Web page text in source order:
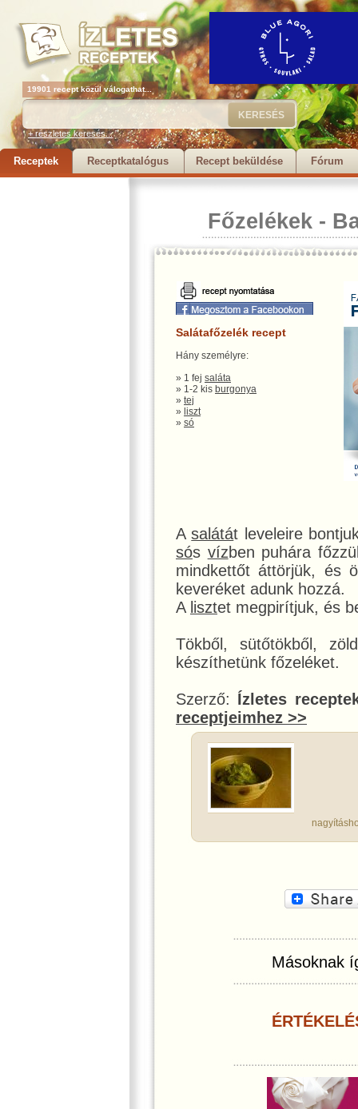
19901 recept közül válogathat...
+ részletes keresés...
Receptek Receptkatalógus Recept beküldése Fórum
Főzelékek -
Salátafőzelék recept
Hány személyre:
» 1 fej saláta
» 1-2 kis burgonya
» tej
» liszt
» só
Asalátát leveleire
sós vízben puhára
mindkettőt áttörjük, és
keveréket adunk hozzá.
A lisztet megpirítjuk, és
Tökből, sütőtökből,
készíthetünk főzeléket.
Szerző: Ízletes
receptjeimhez >>
Másoknak